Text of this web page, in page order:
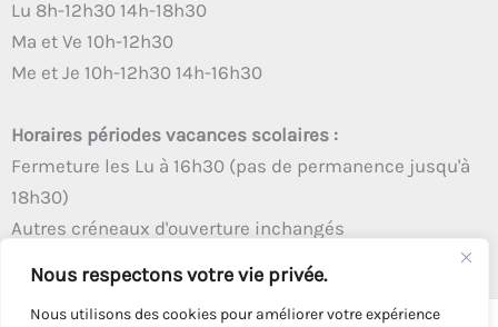
Nous respectons votre vie privée.
Nous utilisons des cookies pour améliorer votre expérience
Lu 8h-12h30 14h-18h30
Ma et Ve 10h-12h30
Me et Je 10h-12h30 14h-16h30
Horaires périodes vacances scolaires :
Fermeture les Lu à 16h30 (pas de permanence jusqu'à
18h30)
Autres créneaux d'ouverture inchangés